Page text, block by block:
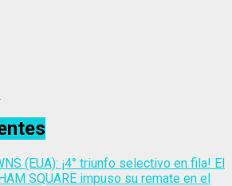
(EUA): ¡4° triunfo selectivo en fila! El
SQUARE impuso su remate en el